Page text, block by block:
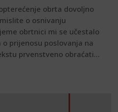
obrta dovoljno
o osnivanju
obrtnici mi se učestalo
prijenosu poslovanja na
prvenstveno obraćati...